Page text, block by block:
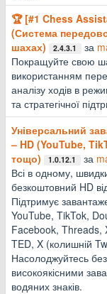
🏆 [#1 Chess
(Система
шахах)
2.4.3.1 за
Покращуйте свою
використанням
аналізу ходів в
та стратегічної
Універсальний
– HD (YouTube,
тощо)
1.0.12.1 за
Всі в одному,
безкоштовний HD
Підтримує
YouTube, TikTok,
Facebook, Threads,
TED, X (колишній
Насолоджуйтесь
високоякісними
водяних знаків.